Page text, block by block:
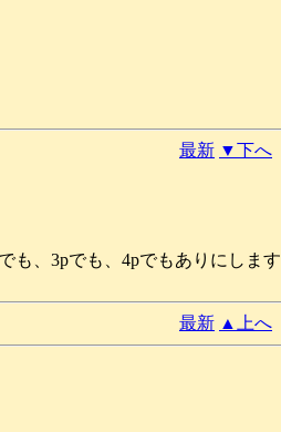
最新 ▼下へ
も、3pでも、4pでもありにします
最新 ▲上へ